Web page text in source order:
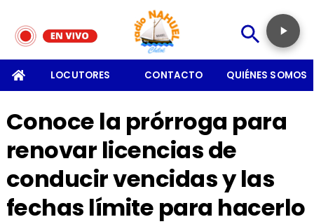
LOCUTORES CONTACTO QUIÉNES SOMOS
Conoce la prórroga para
renovar licencias de
conducir vencidas y las
fechas límite para hacerlo